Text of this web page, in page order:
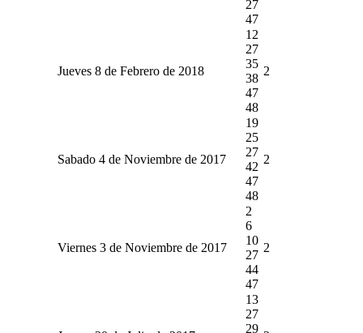
27
47
Jueves 8 de Febrero de 2018
12
27
35
38
47
48
2
Sabado 4 de Noviembre de 2017
19
25
27
42
47
48
2
Viernes 3 de Noviembre de 2017
2
6
10
27
44
47
2
13
27
29